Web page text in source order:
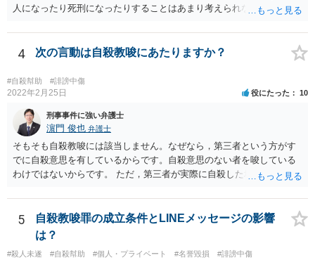
人になったり死刑になったりすることはあまり考えられないように思
4 次の言動は自殺教唆にあたりますか？
#自殺幇助 #誹謗中傷
2022年2月25日 役にたった 10
刑事事件に強い弁護士
濵門 俊也 弁護士
そもそも自殺教唆には該当しません。なぜなら，第三者という方がす
でに自殺意思を有しているからです。自殺意思のない者を唆している
わけではないからです。 ただ，第三者が実際に自殺した場合，あなた
5
自殺教唆罪の成立条件とLINEメッセージの影響
は？
#殺人未遂 #自殺幇助 #個人・プライベート #名誉毀損 #誹謗中傷